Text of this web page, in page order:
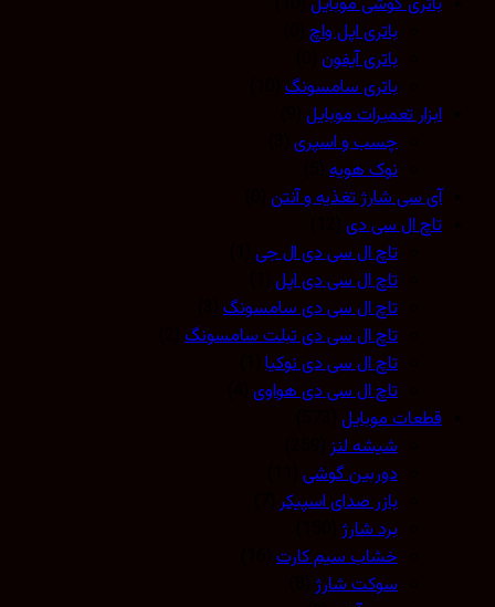
باتری اپل واچ(0)
باتری آیفون(0)
باتری سامسونگ(10)
ابزار تعمیرات موبایل(9)
چسب و اسپری(3)
نوک هویه(5)
آی سی شارژ تغذیه و آنتن(0)
تاچ ال سی دی(12)
تاچ ال سی دی ال جی(1)
تاچ ال سی دی اپل(1)
تاچ ال سی دی سامسونگ(3)
تاچ ال سی دی تبلت سامسونگ(2)
تاچ ال سی دی نوکیا (1)
تاچ ال سی دی هواوی(4)
قطعات موبایل(573)
شیشه لنز(259)
دوربین گوشی(11)
بازر صدای اسپیکر(7)
برد شارژ(150)
خشاب سیم کارت(16)
سوکت شارژ(8)